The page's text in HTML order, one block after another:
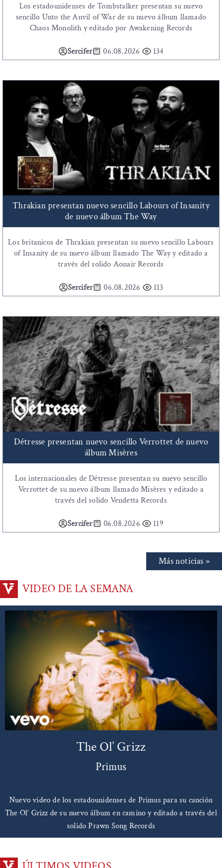
Los estadounidenses de Tombstalker presentan su nuevo
sencillo Unto the Anvil of War de su nuevo álbum llamado
Chaos Monolith y editado por Awakening Records
Sercifer 06.08.2026 134
Thrakian presentan nuevo sencillo Labours of Insanity
de nuevo álbum The Way
Los britanicos de Thrakian presentan su nuevo sencillo Labours
of Insanity de su nuevo álbum llamado The Way y editado a
través del solido Aonair Records
Sercifer 06.08.2026 113
Détresse presentan nuevo sencillo Verrottet de nuevo
álbum Misères
Los internacionales de Détresse presentan su nuevo sencillo
Verrottet de su nuevo álbum llamado Misères y editado a
través del solido Vendetta Records
Sercifer 06.08.2026 119
Más noticias »
VIDEO DE LA SEMANA
The Ol’ Grizz
Primus
Nuevo video de los estadounidenses de Primus para su canción
The Ol’ Grizz de su nuevo álbum en camino y editado a través del
solido Prawn Song Records